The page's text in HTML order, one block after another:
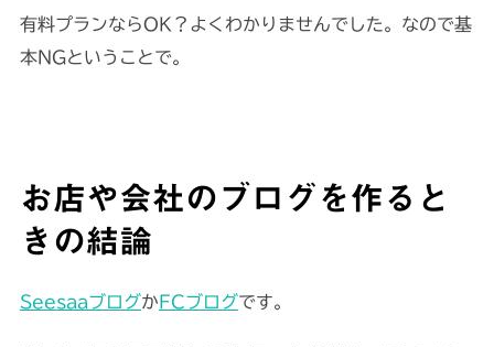
有料プランならOK？よくわかりませんでした。なので基
本NGということで。
お店や会社のブログを作ると
きの結論
Seesaaブログか FCブログです。